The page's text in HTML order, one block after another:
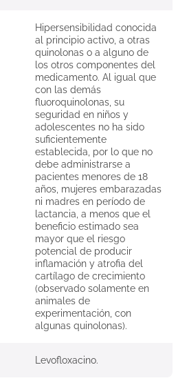
Hipersensibilidad conocida
al principio activo, a otras
quinolonas o a alguno de
los otros componentes del
medicamento. Al igual que
con las demás
fluoroquinolonas, su
seguridad en niños y
adolescentes no ha sido
suficientemente
establecida, por lo que no
debe administrarse a
pacientes menores de 18
años, mujeres embarazadas
ni madres en período de
lactancia, a menos que el
beneficio estimado sea
mayor que el riesgo
potencial de producir
inflamación y atrofia del
cartílago de crecimiento
(observado solamente en
animales de
experimentación, con
algunas quinolonas).
Levofloxacino.